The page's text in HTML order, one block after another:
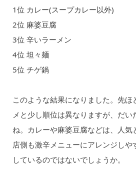
1位 カレー(スープカレー以外)
2位 麻婆豆腐
3位 辛いラーメン
4位 坦々麺
5位 チゲ鍋
このような結果になりました。先
メと少し順位は異なりますが、だい
ね。カレーや麻婆豆腐などは、人気
店側も激辛メニューにアレンジし
しているのではないでしょうか。